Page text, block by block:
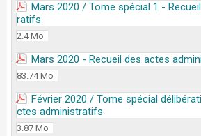
Mars 2020 / Tome spécial 1 -
ratifs
2.4 Mo
Mars 2020 - Recueil des actes
83.74 Mo
Février 2020 / Tome spécial
ctes administratifs
3.87 Mo